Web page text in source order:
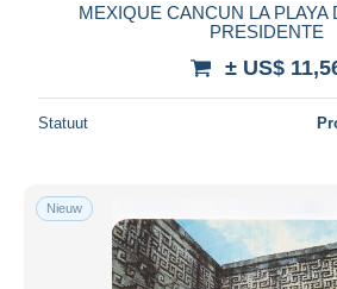
MEXIQUE CANCUN LA PLAYA
PRESIDENTE
± US$
Statuut
Nieuw